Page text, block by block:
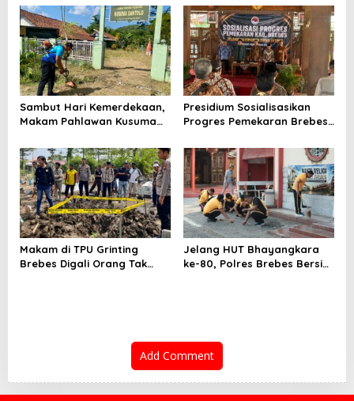
Tembus 10,2 Ton per Hektare
Telan Korban, Innova
Hantam Pohon di
Bantarkawung
Sambut Hari Kemerdekaan,
Makam Pahlawan Kusuma
Dibersihkan
Presidium Sosialisasikan
Progres Pemekaran Brebes
Pansus DPRD Jateng Jadi
Tahap Berikutnya
Makam di TPU Grinting
Brebes Digali Orang Tak
Jelang HUT Bhayangkara
ke-80, Polres Brebes Bersih-
Add Comment